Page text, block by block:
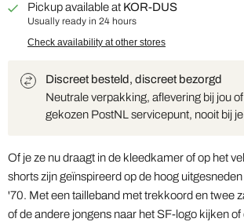
Pickup available at KOR-DUS
Usually ready in 24 hours
Check availability at other stores
Discreet besteld, discreet bezorgd
Neutrale verpakking, aflevering bij jou
gekozen PostNL servicepunt, nooit bij
Of je ze nu draagt in de kleedkamer of op het
shorts zijn geïnspireerd op de hoog
'70. Met een tailleband met trekkoord en twee
of de andere jongens naar het SF-logo kijken